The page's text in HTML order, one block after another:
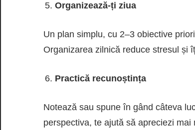
Organizează-ți ziua
Un plan simplu, cu 2–3 obiective
Organizarea zilnică reduce stresul și
Practică recunoștința
Notează sau spune în gând câteva
perspectiva, te ajută să apreciezi